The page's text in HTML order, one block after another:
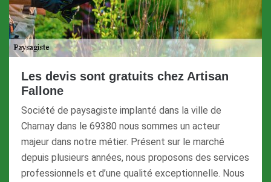
Les devis sont gratuits chez Artisan
Fallone
Société de paysagiste implanté dans la ville de
Charnay dans le 69380 nous sommes un acteur
majeur dans notre métier. Présent sur le marché
depuis plusieurs années, nous proposons des services
professionnels et d’une qualité exceptionnelle. Nous